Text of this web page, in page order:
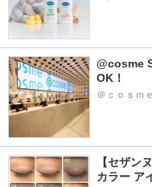
@cosme
OK！
＠ｃｏｓｍ
【セザン
カラー ア